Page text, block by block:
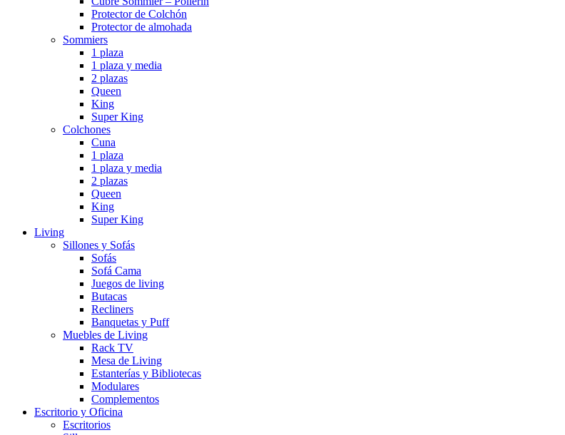
Protector de Colchón
Protector de almohada
Sommiers
1 plaza
1 plaza y media
2 plazas
Queen
King
Super King
Colchones
Cuna
1 plaza
1 plaza y media
2 plazas
Queen
King
Super King
Living
Sillones y Sofás
Sofás
Sofá Cama
Juegos de living
Butacas
Recliners
Banquetas y Puff
Muebles de Living
Rack TV
Mesa de Living
Estanterías y Bibliotecas
Modulares
Complementos
Escritorio y Oficina
Escritorios